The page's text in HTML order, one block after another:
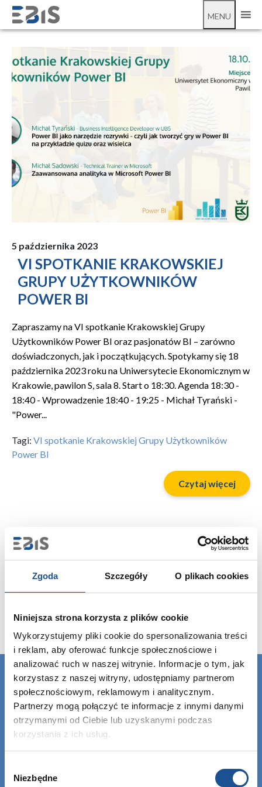
Zgoda Szczegóły O plikach cookies
Niniejsza strona korzysta z plików cookie
Wykorzystujemy pliki cookie do spersonalizowania treści
i reklam, aby oferować funkcje społecznościowe i
analizować ruch w naszej witrynie. Informacje o tym, jak
korzystasz z naszej witryny, udostępniamy partnerom
społecznościowym, reklamowym i analitycznym.
Partnerzy mogą połączyć te informacje z innymi danymi
otrzymanymi od Ciebie lub uzyskanymi podczas
korzystania z ich usług.
zgody
Niezbędne
MENU
VI spotkanie Krakowskiej Grupy Użytkowników Power BI
5 października 2023
VI SPOTKANIE KRAKOWSKIEJ
GRUPY UŻYTKOWNIKÓW
POWER BI
Zapraszamy na VI spotkanie Krakowskiej Grupy
Użytkowników Power BI oraz pasjonatów BI – zarówno
doświadczonych, jak i początkujących. Spotykamy się 18
października 2023 roku na Uniwersytecie Ekonomicznym w
Krakowie, pawilon S, sala 8. Start o 18:30. Agenda 18:30 -
18:40 - Wprowadzenie 18:40 - 19:25 - Michał Tyrański -
"Power...
Tagi: VI spotkanie Krakowskiej Grupy Użytkowników
Power BI
Czytaj więcej